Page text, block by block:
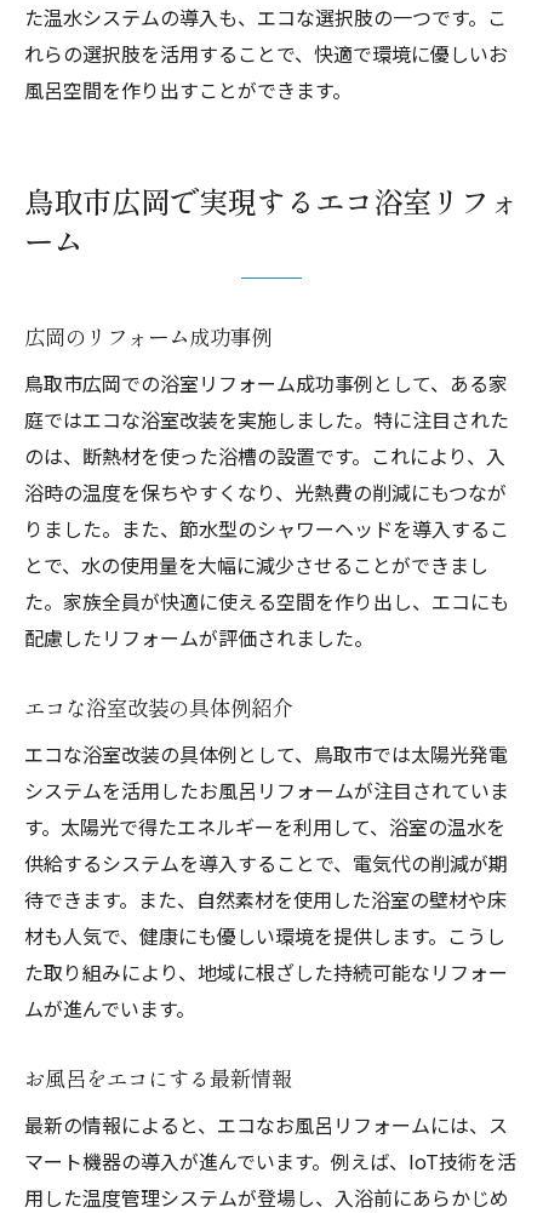
た温水システムの導入も、エコな選択肢の一つです。こ
れらの選択肢を活用することで、快適で環境に優しいお
風呂空間を作り出すことができます。
鳥取市広岡で実現するエコ浴室リフォ
ーム
広岡のリフォーム成功事例
鳥取市広岡での浴室リフォーム成功事例として、ある家
庭ではエコな浴室改装を実施しました。特に注目された
のは、断熱材を使った浴槽の設置です。これにより、入
浴時の温度を保ちやすくなり、光熱費の削減にもつなが
りました。また、節水型のシャワーヘッドを導入するこ
とで、水の使用量を大幅に減少させることができまし
た。家族全員が快適に使える空間を作り出し、エコにも
配慮したリフォームが評価されました。
エコな浴室改装の具体例紹介
エコな浴室改装の具体例として、鳥取市では太陽光発電
システムを活用したお風呂リフォームが注目されていま
す。太陽光で得たエネルギーを利用して、浴室の温水を
供給するシステムを導入することで、電気代の削減が期
待できます。また、自然素材を使用した浴室の壁材や床
材も人気で、健康にも優しい環境を提供します。こうし
た取り組みにより、地域に根ざした持続可能なリフォー
ムが進んでいます。
お風呂をエコにする最新情報
最新の情報によると、エコなお風呂リフォームには、ス
マート機器の導入が進んでいます。例えば、IoT技術を活
用した温度管理システムが登場し、入浴前にあらかじめ